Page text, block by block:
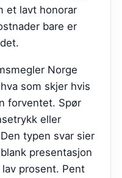
et lavt honorar
bare er
Norge
som skjer hvis
forventet. Spør
eller
typen svar sier
presentasjon
prosent. Pent